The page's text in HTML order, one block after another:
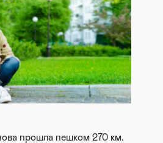
прошла пешком 270 км.